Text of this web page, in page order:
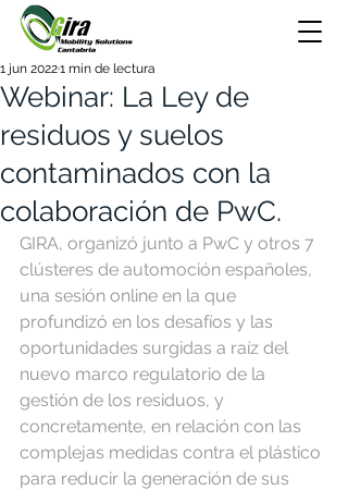
Webinar: La Ley de
residuos y suelos
contaminados con la
colaboración de PwC.
1 jun 20221 min de lectura
GIRA, organizó junto a PwC y otros 7
clústeres de automoción españoles,
una sesión online en la que
profundizó en los desafíos y las
oportunidades surgidas a raíz del
nuevo marco regulatorio de la
gestión de los residuos, y
concretamente, en relación con las
complejas medidas contra el plástico
para reducir la generación de sus